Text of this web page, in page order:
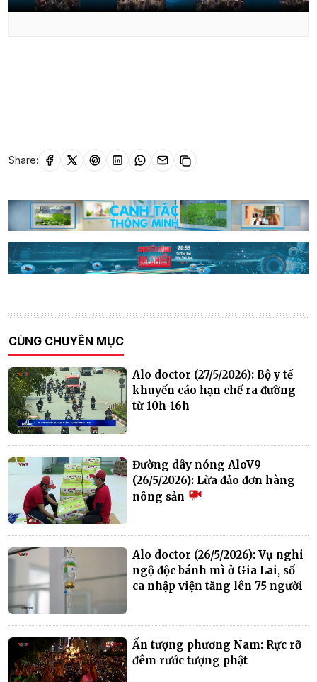
Share:
CÙNG CHUYÊN MỤC
Alo doctor (27/5/2026): Bộ y tế
khuyến cáo hạn chế ra đường
từ 10h-16h
Đường dây nóng AloV9
(26/5/2026): Lừa đảo đơn hàng
nông sản
Alo doctor (26/5/2026): Vụ nghi
ngộ độc bánh mì ở Gia Lai, số
ca nhập viện tăng lên 75 người
Ấn tượng phương Nam: Rực rỡ
đêm rước tượng phật